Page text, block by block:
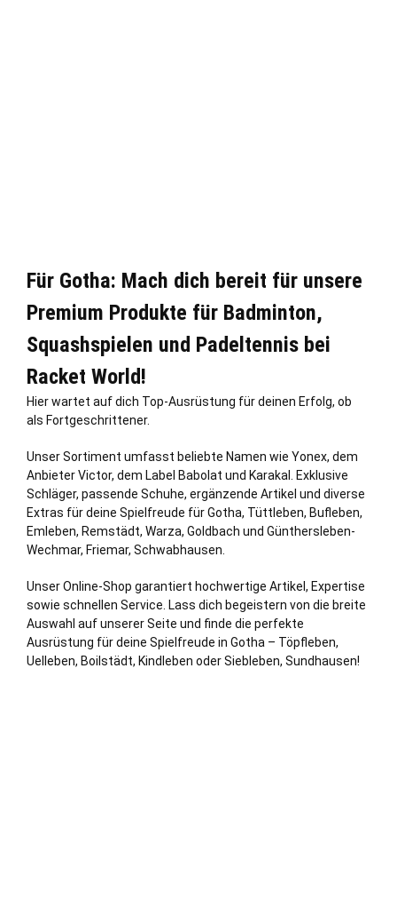
Für Gotha: Mach dich bereit für unsere
Premium Produkte für Badminton,
Squashspielen und Padeltennis bei
Racket World!
Hier wartet auf dich Top-Ausrüstung für deinen Erfolg, ob
als Fortgeschrittener.
Unser Sortiment umfasst beliebte Namen wie Yonex, dem
Anbieter Victor, dem Label Babolat und Karakal. Exklusive
Schläger, passende Schuhe, ergänzende Artikel und diverse
Extras für deine Spielfreude für Gotha, Tüttleben, Bufleben,
Emleben, Remstädt, Warza, Goldbach und Günthersleben-
Wechmar, Friemar, Schwabhausen.
Unser Online-Shop garantiert hochwertige Artikel, Expertise
sowie schnellen Service. Lass dich begeistern von die breite
Auswahl auf unserer Seite und finde die perfekte
Ausrüstung für deine Spielfreude in Gotha – Töpfleben,
Uelleben, Boilstädt, Kindleben oder Siebleben, Sundhausen!